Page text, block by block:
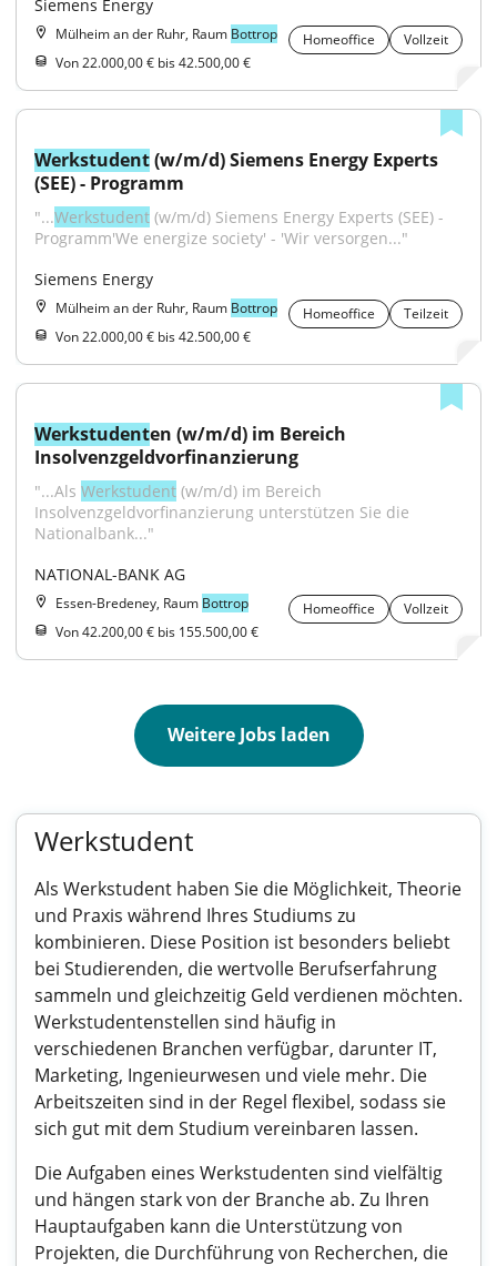
Siemens Energy
Mülheim an der Ruhr, Raum Bottrop Homeoffice
Vollzeit
Von 22.000,00 € bis 42.500,00 €
Werkstudent (w/m/d) Siemens Energy Experts
(SEE) - Programm
"...Werkstudent (w/m/d) Siemens Energy Experts (SEE) -
Programm'We energize society' - 'Wir versorgen..."
Siemens Energy
Mülheim an der Ruhr, Raum Bottrop Homeoffice
Teilzeit
Von 22.000,00 € bis 42.500,00 €
Werkstudenten (w/m/d) im Bereich
Insolvenzgeldvorfinanzierung
"...Als Werkstudent (w/m/d) im Bereich
Insolvenzgeldvorfinanzierung unterstützen Sie die
Nationalbank..."
NATIONAL-BANK AG
Essen-Bredeney, Raum Bottrop Homeoffice
Vollzeit
Von 42.200,00 € bis 155.500,00 €
Weitere Jobs laden
Werkstudent
Als Werkstudent haben Sie die Möglichkeit, Theorie
und Praxis während Ihres Studiums zu
kombinieren. Diese Position ist besonders beliebt
bei Studierenden, die wertvolle Berufserfahrung
sammeln und gleichzeitig Geld verdienen möchten.
Werkstudentenstellen sind häufig in
verschiedenen Branchen verfügbar, darunter IT,
Marketing, Ingenieurwesen und viele mehr. Die
Arbeitszeiten sind in der Regel flexibel, sodass sie
sich gut mit dem Studium vereinbaren lassen.
Die Aufgaben eines Werkstudenten sind vielfältig
und hängen stark von der Branche ab. Zu Ihren
Hauptaufgaben kann die Unterstützung von
Projekten, die Durchführung von Recherchen, die